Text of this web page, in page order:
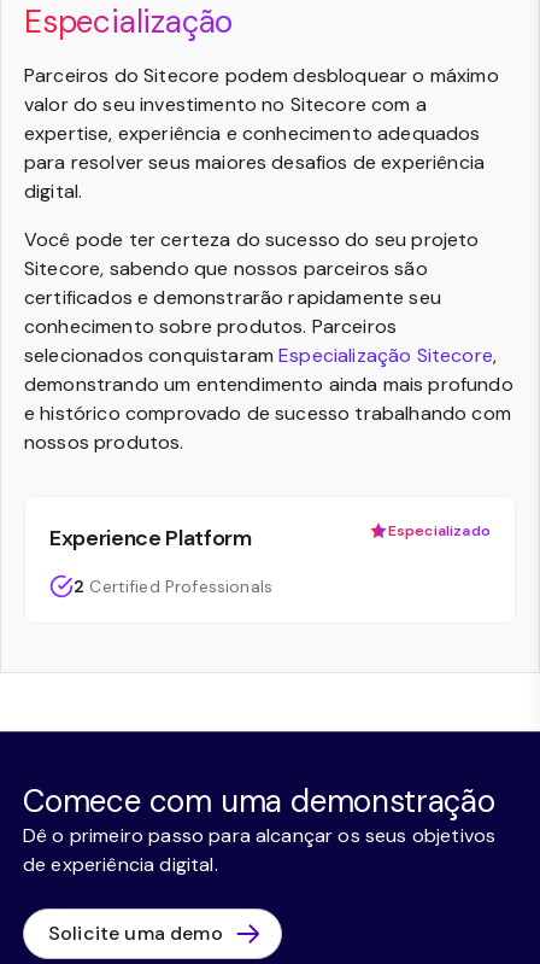
Especialização
Parceiros do Sitecore podem desbloquear o máximo
valor do seu investimento no Sitecore com a
expertise, experiência e conhecimento adequados
para resolver seus maiores desafios de experiência
digital.
Você pode ter certeza do sucesso do seu projeto
Sitecore, sabendo que nossos parceiros são
certificados e demonstrarão rapidamente seu
conhecimento sobre produtos. Parceiros
selecionados conquistaramEspecialização Sitecore,
demonstrando um entendimento ainda mais profundo
e histórico comprovado de sucesso trabalhando com
nossos produtos.
Experience Platform Especializado
2 Certified Professionals
Comece com uma demonstração
Dê o primeiro passo para alcançar os seus objetivos
de experiência digital.
Solicite uma demo